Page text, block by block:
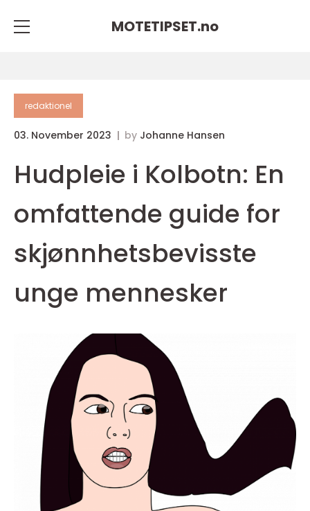
MOTETIPSET.no
redaktionel
03. November 2023 by Johanne Hansen
Hudpleie i Kolbotn: En
omfattende guide for
skjønnhetsbevisste
unge mennesker